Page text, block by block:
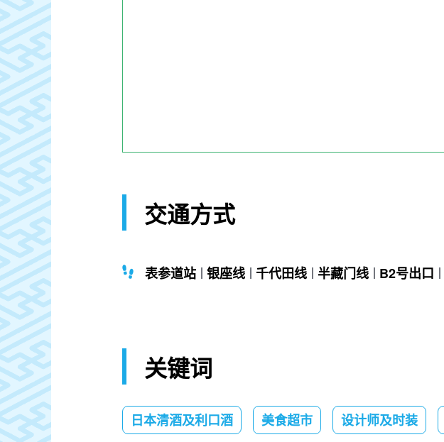
交通方式
表参道站 银座线 千代田线 半藏门线 B2号出口
关键词
日本清酒及利口酒 美食超市 设计师及时装